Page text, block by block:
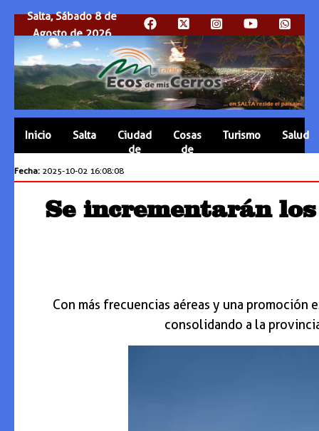
Salta, Sábado 8 de
Agosto de 2026
Inicio Salta
Ciudad
de
Cosas
de
Turismo Salud
Fecha: 2025-10-02 16:08:08
Se incrementarán
Con más frecuencias aéreas y una
consolidando a la